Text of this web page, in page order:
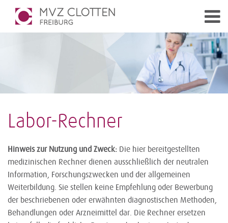
Labor-Rechner
Hinweis zur Nutzung und Zweck: Die hier bereitgestellten
medizinischen Rechner dienen ausschließlich der neutralen
Information, Forschungszwecken und der allgemeinen
Weiterbildung. Sie stellen keine Empfehlung oder Bewerbung
der beschriebenen oder erwähnten diagnostischen Methoden,
Behandlungen oder Arzneimittel dar. Die Rechner ersetzen